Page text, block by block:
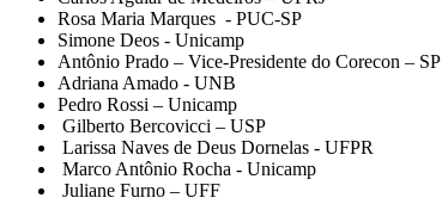
⁠Rosa Maria Marques - PUC-SP
Simone Deos - Unicamp
⁠Antônio Prado – Vice-Presidente do Corecon – SP
⁠Adriana Amado - UNB
⁠Pedro Rossi – Unicamp
⁠Gilberto Bercovicci – USP
⁠Larissa Naves de Deus Dornelas - UFPR
⁠Marco Antônio Rocha - Unicamp
⁠Juliane Furno – UFF